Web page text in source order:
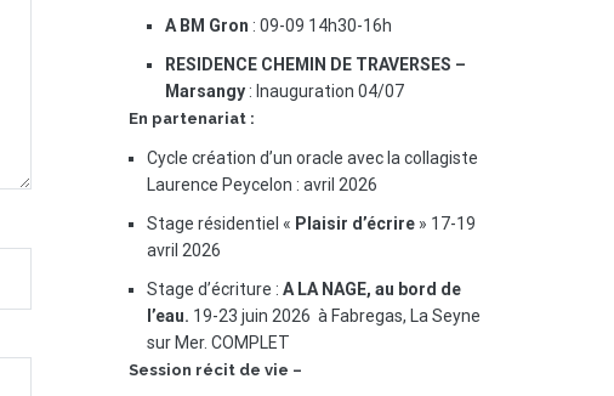
A BM Gron : 09-09 14h30-16h
RESIDENCE CHEMIN DE TRAVERSES –
Marsangy : Inauguration 04/07
En partenariat :
Cycle création d’un oracle avec la collagiste
Laurence Peycelon : avril 2026
Stage résidentiel « Plaisir d’écrire » 17-19
avril 2026
Stage d’écriture : A LA NAGE, au bord de
l’eau. 19-23 juin 2026 à Fabregas, La Seyne
sur Mer. COMPLET
Session récit de vie –